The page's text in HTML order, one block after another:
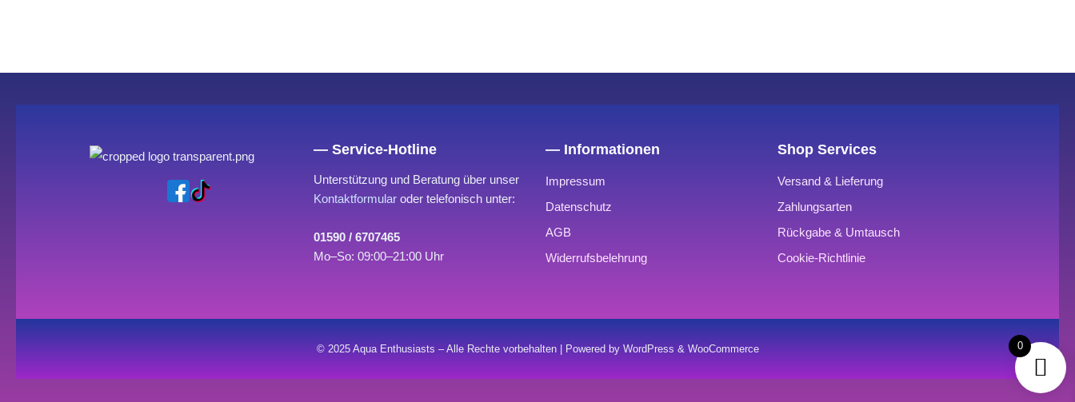
— Service-Hotline
Unterstützung und Beratung über unser
Kontaktformular oder telefonisch unter:
01590 / 6707465
Mo–So: 09:00–21:00 Uhr
— Informationen
Impressum
Datenschutz
AGB
Widerrufsbelehrung
Shop Services
Versand & Lieferung
Zahlungsarten
Rückgabe & Umtausch
Cookie-Richtlinie
© 2025 Aqua Enthusiasts – Alle Rechte vorbehalten | Powered by WordPress & WooCommerce 0